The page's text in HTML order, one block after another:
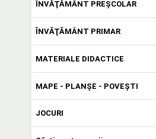
ÎNVĂŢĂMÂNT PREŞCOLAR
ÎNVĂŢĂMÂNT PRIMAR
MATERIALE DIDACTICE
MAPE - PLANȘE - POVEȘTI
JOCURI